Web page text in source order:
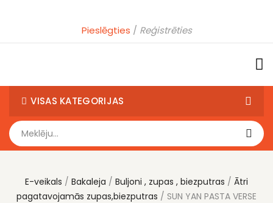
Pieslēgties Reģistrēties
VISAS KATEGORIJAS
E-veikals Bakaleja Buljoni , zupas , biezputras
Ātri
pagatavojamās zupas,biezputras
SUN YAN PASTA VERSE